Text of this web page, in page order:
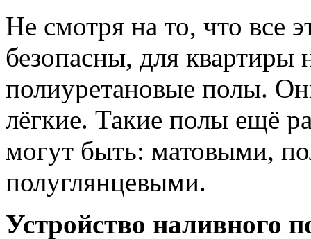
Не смотря на то, что все
безопасны, для
полиуретановые полы.
лёгкие. Такие полы ещё
могут быть: матовыми,
полуглянцевыми.
Устройство наливного